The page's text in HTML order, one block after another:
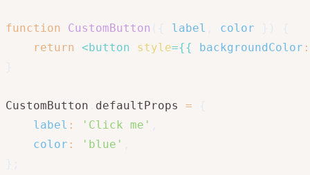
function CustomButton label color
return <button style={{ backgroundColor :
CustomButton defaultProps =
label : 'Click me'
color : 'blue'